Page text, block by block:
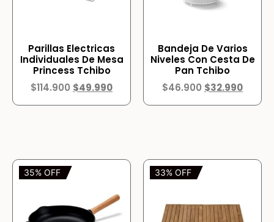
Parillas Electricas
Individuales De Mesa
Princess Tchibo
$114.900 $49.990
Bandeja De Varios
Niveles Con Cesta De
Pan Tchibo
$46.900 $32.990
35% OFF 33% OFF